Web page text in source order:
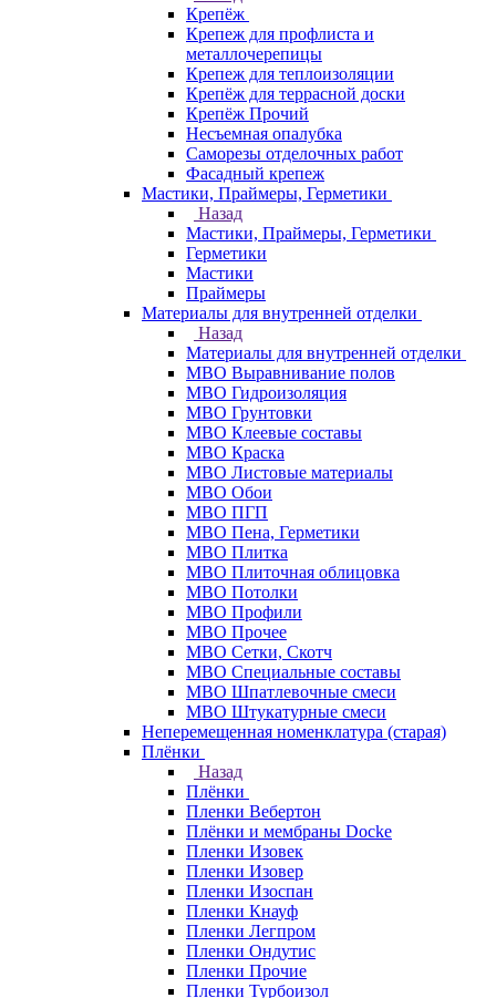
Крепёж
Крепеж для профлиста и
металлочерепицы
Крепеж для теплоизоляции
Крепёж для террасной доски
Крепёж Прочий
Несъемная опалубка
Саморезы отделочных работ
Фасадный крепеж
Мастики, Праймеры, Герметики
Назад
Мастики, Праймеры, Герметики
Герметики
Мастики
Праймеры
Материалы для внутренней отделки
Назад
Материалы для внутренней отделки
МВО Выравнивание полов
МВО Гидроизоляция
МВО Грунтовки
МВО Клеевые составы
МВО Краска
МВО Листовые материалы
МВО Обои
МВО ПГП
МВО Пена, Герметики
МВО Плитка
МВО Плиточная облицовка
МВО Потолки
МВО Профили
МВО Прочее
МВО Сетки, Скотч
МВО Специальные составы
МВО Шпатлевочные смеси
МВО Штукатурные смеси
Неперемещенная номенклатура (старая)
Плёнки
Назад
Плёнки
Пленки Вебертон
Плёнки и мембраны Docke
Пленки Изовек
Пленки Изовер
Пленки Изоспан
Пленки Кнауф
Пленки Легпром
Пленки Ондутис
Пленки Прочие
Пленки Турбоизол